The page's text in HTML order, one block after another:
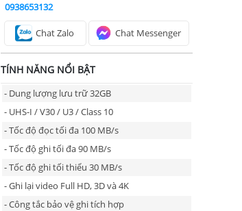
0938653132
Chat Zalo Chat Messenger
TÍNH NĂNG NỔI BẬT
- Dung lượng lưu trữ 32GB
- UHS-I / V30 / U3 / Class 10
- Tốc độ đọc tối đa 100 MB/s
- Tốc độ ghi tối đa 90 MB/s
- Tốc độ ghi tối thiểu 30 MB/s
- Ghi lại video Full HD, 3D và 4K
- Công tắc bảo vệ ghi tích hợp